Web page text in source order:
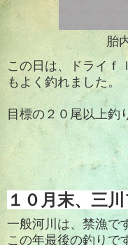
胎
この日は、ドライｆ
もよく釣れました。
目標の２０尾以上釣
１０月末、三
一般河川は、禁漁で
この年最後の釣りで